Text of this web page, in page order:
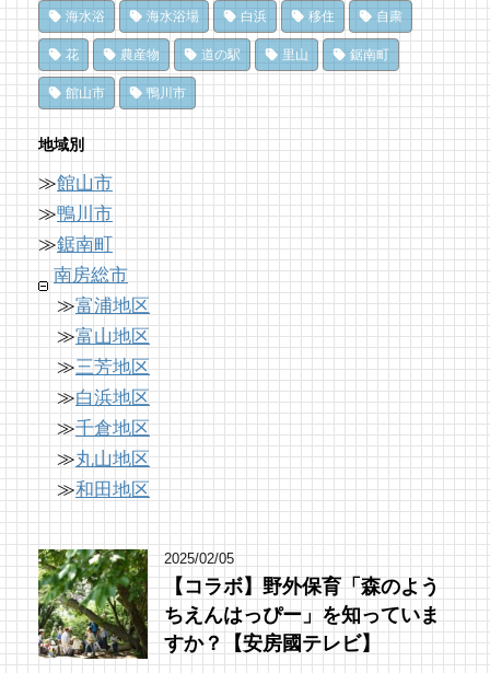
を届ける新たな拠点へ
17 views|byなべたゆかり
【コラボ】ちくら漁港朝市とは⁉︎ 名物「港海
鮮焼き」で新鮮魚介を食べ尽くす！【安房國
テレビ】
16 views|by美里歩来(Poccuru)
ドライブ休憩にオススメ！「とみうら元気倶
楽部」でホッと一息♪
15 views|byフジイ ミツコ
夏のごほうびにこだわりのかき氷を風菓堂で
71 views|byフジイ ミツコ
ドライブ休憩にオススメ！「とみうら元気倶
楽部」でホッと一息♪
65 views|byフジイ ミツコ
南房総の海を食らう！天然ところてん専門店
「ところてん小屋 青木」
61 views|by原みりか
冬でも楽しめる！沖ノ島の無人島探検！
10,165 views|by福美
洗濯は持ち帰らない！カフェ併設のコインラ
ンドリーで帰宅前に洗濯
8,896 views|byなべたゆかり
「房総の駅とみうら」で夕食を済ませて渋滞
を回避しよう！
8,765 views|byari-iku
海水浴 海水浴場 白浜 移住 自粛
花 農産物 道の駅 里山 鋸南町
館山市 鴨川市
地域別
≫館山市
≫鴨川市
≫鋸南町
南房総市
≫富浦地区
≫富山地区
≫三芳地区
≫白浜地区
≫千倉地区
≫丸山地区
≫和田地区
2025/02/05
【コラボ】野外保育「森のよう
ちえんはっぴー」を知っていま
すか？【安房國テレビ】